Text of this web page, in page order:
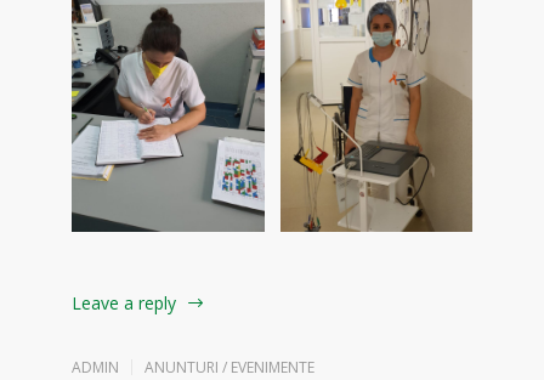
Leave a reply
ADMIN ANUNTURI / EVENIMENTE